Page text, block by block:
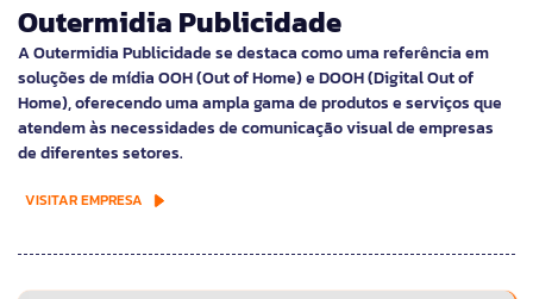
Outermidia Publicidade
A Outermidia Publicidade se destaca como uma referência em
soluções de mídia OOH (Out of Home) e DOOH (Digital Out of
Home), oferecendo uma ampla gama de produtos e serviços que
atendem às necessidades de comunicação visual de empresas
de diferentes setores.
VISITAR EMPRESA